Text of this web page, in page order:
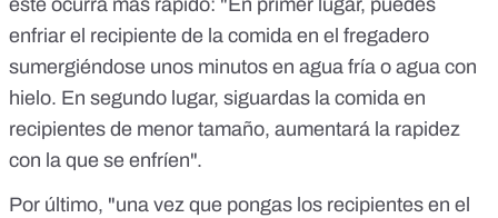
éste ocurra más rápido: "En primer lugar, puedes
enfriar el recipiente de la comida en el fregadero
sumergiéndose unos minutos en agua fría o agua con
hielo. En segundo lugar, siguardas la comida en
recipientes de menor tamaño, aumentará la rapidez
con la que se enfríen".
Por último, "una vez que pongas los recipientes en el